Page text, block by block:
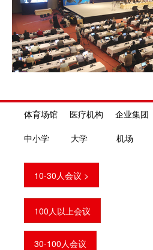
教育吊麦扩声
录音话筒
教育音频
按行业需求
体育场馆 医疗机构 企业集
中小学 大学 机
10-30人会议 >
100人以上会议
30-100人会议
一套专业靠谱的会议系统设计方案，
论是互联网、会议讨论系统中控系统
计方案虽扮演着不同的角色，但互相
场有序进行。拨打400-850-9833或
（www.gestton.cn）了解详情。
Gestton捷思通官网 起
会议系统设计方案
会议系
会议系统品牌
相关案例